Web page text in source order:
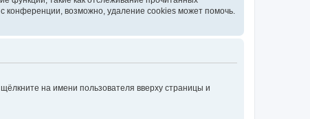
конференции, возможно, удаление cookies может помочь.
на имени пользователя вверху страницы и